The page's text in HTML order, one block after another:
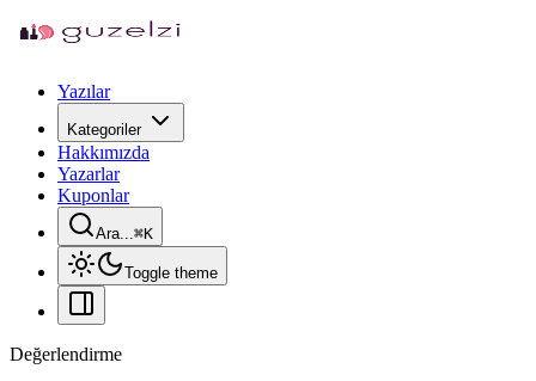
Yazılar
Kategoriler
Hakkımızda
Yazarlar
Kuponlar
Ara...⌘K
Toggle theme
Değerlendirme